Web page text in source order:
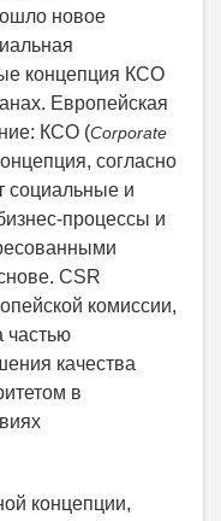
новое
концепция КСО
Европейская
КСО (Corporate
согласно
социальные и
процессы и
CSR
комиссии,
частью
качества
в
концепции,